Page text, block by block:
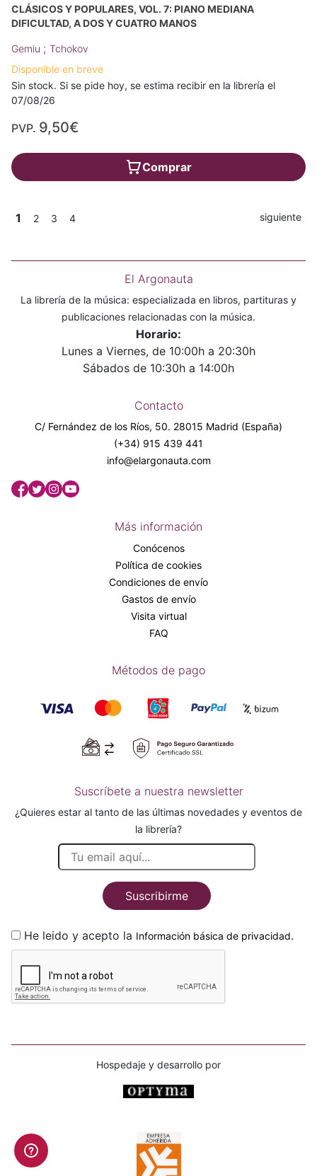
CLÁSICOS Y POPULARES, VOL. 7: PIANO MEDIANA
DIFICULTAD, A DOS Y CUATRO MANOS
Gemiu ; Tchokov
Disponible en breve
Sin stock. Si se pide hoy, se estima recibir en la librería el
07/08/26
PVP. 9,50€
Comprar
1 2 3 4 siguiente
El Argonauta
La librería de la música: especializada en libros, partituras y
publicaciones relacionadas con la música.
Horario:
Lunes a Viernes, de 10:00h a 20:30h
Sábados de 10:30h a 14:00h
Contacto
C/ Fernández de los Ríos, 50. 28015 Madrid (España)
(+34) 915 439 441
info@elargonauta.com
Más información
Conócenos
Política de cookies
Condiciones de envío
Gastos de envío
Visita virtual
FAQ
Métodos de pago
Suscríbete a nuestra newsletter
¿Quieres estar al tanto de las últimas novedades y eventos de
la librería?
Suscribirme
He leido y acepto la Información básica de privacidad.
Hospedaje y desarrollo por